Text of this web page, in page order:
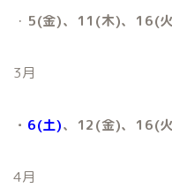
・ 5(金)、11(木)、16(
3月
・ 6(土)、12(金)、16(
4月